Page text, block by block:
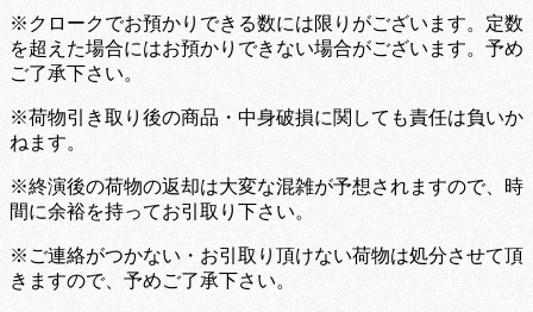
※クロークでお預かりできる数には限りがございます。定数
を超えた場合にはお預かりできない場合がございます。予め
ご了承下さい。
※荷物引き取り後の商品・中身破損に関しても責任は負いか
ねます。
※終演後の荷物の返却は大変な混雑が予想されますので、時
間に余裕を持ってお引取り下さい。
※ご連絡がつかない・お引取り頂けない荷物は処分させて頂
きますので、予めご了承下さい。